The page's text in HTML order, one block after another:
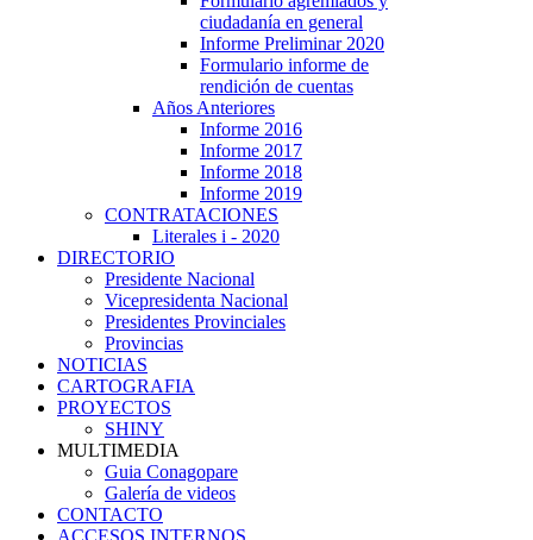
ciudadanía en general
Informe Preliminar 2020
Formulario informe de
rendición de cuentas
Años Anteriores
Informe 2016
Informe 2017
Informe 2018
Informe 2019
CONTRATACIONES
Literales i - 2020
DIRECTORIO
Presidente Nacional
Vicepresidenta Nacional
Presidentes Provinciales
Provincias
NOTICIAS
CARTOGRAFIA
PROYECTOS
SHINY
MULTIMEDIA
Guia Conagopare
Galería de videos
CONTACTO
ACCESOS INTERNOS